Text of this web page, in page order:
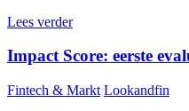
Lees verder
Impact Score: eerste
Fintech & Markt Lookandfin